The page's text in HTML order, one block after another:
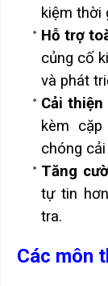
kiệm thời
Hỗ trợ
củng cố
và phát
Cải
kèm
chóng
Tăng
tự tin
tra.
Các môn